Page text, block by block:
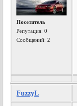
Посетитель
Репутация:0
Сообщений: 2
FuzzyL